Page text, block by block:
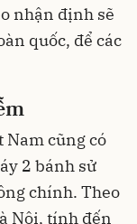
nhận định sẽ
quốc, để các
Nam cũng có
2 bánh sử
chính. Theo
Nội, tính đến